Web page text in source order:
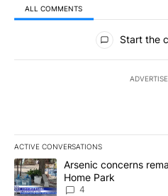
ALL COMMENTS
All Comments
Start the
ACTIVE CONVERSATIONS
The following is a list of the
A trending article titled "Arsenic
Arsenic concerns
Home Park
4